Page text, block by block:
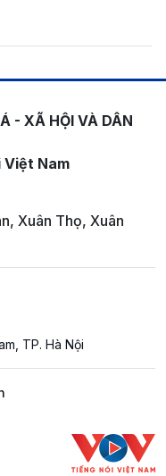
- XÃ HỘI VÀ DÂN
Nam
Xuân Thọ, Xuân
TP. Hà Nội